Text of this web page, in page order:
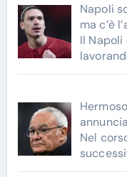
Napoli
ma c’è
Il
Nel